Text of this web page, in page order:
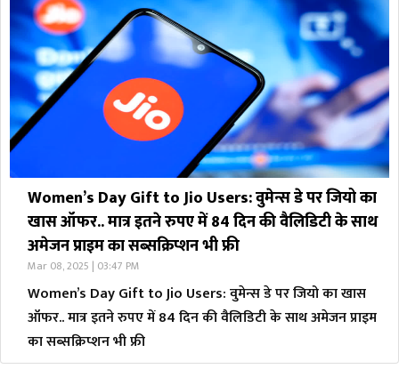
Women’s Day Gift to Jio Users: वुमेन्स डे पर जियो का
खास ऑफर.. मात्र इतने रुपए में 84 दिन की वैलिडिटी के साथ
अमेजन प्राइम का सब्सक्रिप्शन भी फ्री
Mar 08, 2025 | 03:47 PM
Women’s Day Gift to Jio Users: वुमेन्स डे पर जियो का खास
ऑफर.. मात्र इतने रुपए में 84 दिन की वैलिडिटी के साथ अमेजन प्राइम
का सब्सक्रिप्शन भी फ्री